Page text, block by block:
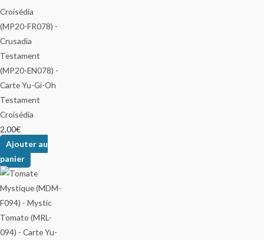
Testament
Croisédia
2,00€
Ajouter au
panier